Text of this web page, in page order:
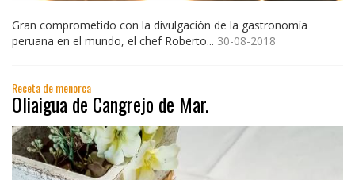
Gran comprometido con la divulgación de la gastronomía
peruana en el mundo, el chef Roberto... 30-08-2018
Receta de menorca
Oliaigua de Cangrejo de Mar.